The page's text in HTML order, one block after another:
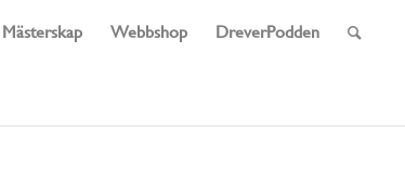
Mästerskap Webbshop DreverPodden